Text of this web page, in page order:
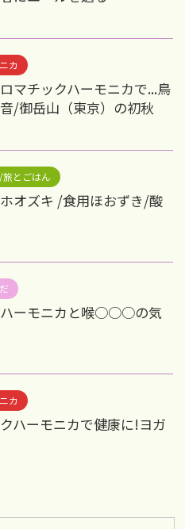
カ
マチックハーモニカで...鳥
/御岳山（東京）の初秋
とごはん
オズキ /食用ほおずき/酸
ハーモニカと喉○○○の気
カ
ハーモニカで健康に!ヨガ